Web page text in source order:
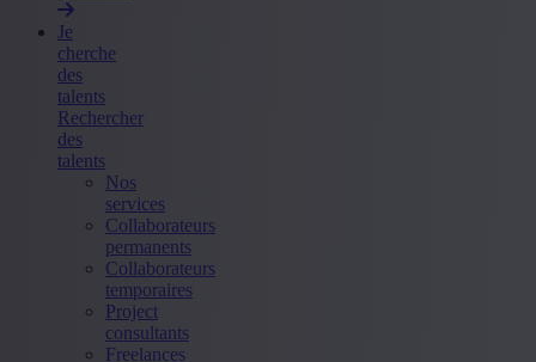
Je
cherche
des
talents
Rechercher
des
talents
Nos
services
Collaborateurs
permanents
Collaborateurs
temporaires
Project
consultants
Freelances